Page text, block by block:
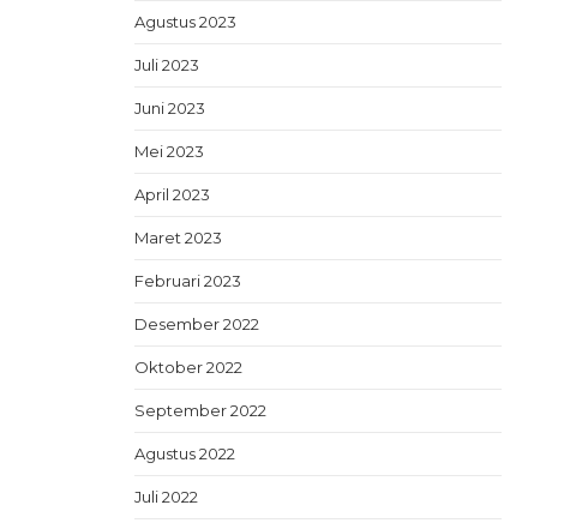
Agustus 2023
Juli 2023
Juni 2023
Mei 2023
April 2023
Maret 2023
Februari 2023
Desember 2022
Oktober 2022
September 2022
Agustus 2022
Juli 2022